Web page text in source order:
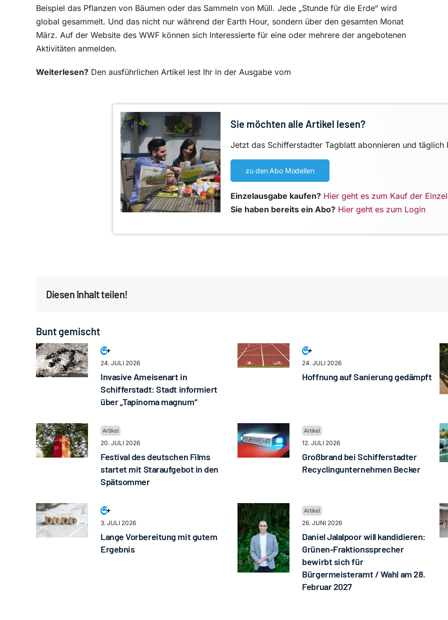
Beispiel das Pflanzen von Bäumen oder das Sammeln von Müll. Jede „Stunde für die Erde“ wird
global gesammelt. Und das nicht nur während der Earth Hour, sondern über den gesamten Monat
März. Auf der Website des WWF können sich Interessierte für eine oder mehrere der angebotenen
Aktivitäten anmelden.
Weiterlesen? Den ausführlichen Artikel lest Ihr in der Ausgabe vom
Sie möchten alle Artikel lesen?
Jetzt das Schifferstadter Tagblatt abonnieren und täglich
zu den Abo Modellen
Einzelausgabe kaufen? Hier geht es zum Kauf der
Sie haben bereits ein Abo? Hier geht es zum Login
Diesen Inhalt teilen!
Bunt gemischt
24. JULI 2026
Invasive Ameisenart in
Schifferstadt: Stadt informiert
über „Tapinoma magnum“
24. JULI 2026
Hoffnung auf Sanierung gedämpft
20. JULI 2026
Festival des deutschen Films
startet mit Staraufgebot in den
Spätsommer
12. JULI 2026
Großbrand bei Schifferstadter
Recyclingunternehmen Becker
3. JULI 2026
Lange Vorbereitung mit gutem
Ergebnis
26. JUNI 2026
Daniel Jalalpoor will kandidieren:
Grünen-Fraktionssprecher
bewirbt sich für
Bürgermeisteramt / Wahl am 28.
Februar 2027